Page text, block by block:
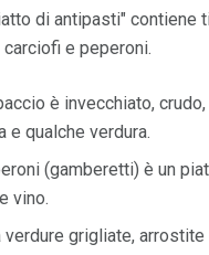
di antipasti" contiene
e peperoni.
è invecchiato,
e qualche verdura.
(gamberetti) è un
vino.
verdure grigliate, arrostite